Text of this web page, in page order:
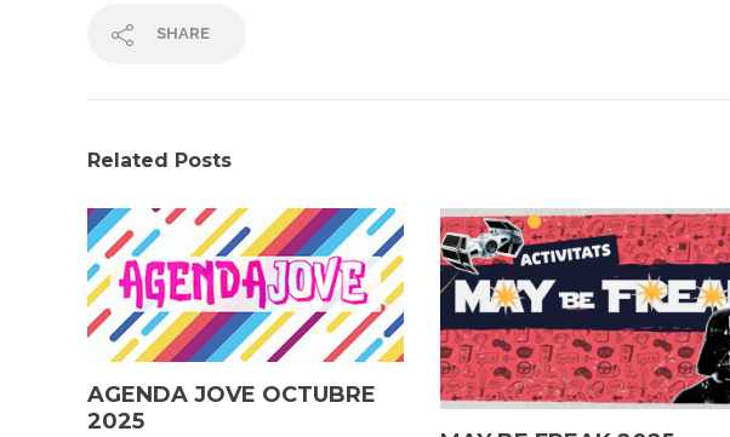
SHARE
Related Posts
AGENDA JOVE OCTUBRE
2025